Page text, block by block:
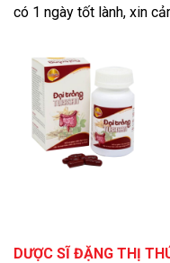
có 1 ngày tốt lành, xin
DƯỢC SĨ ĐẶNG THỊ